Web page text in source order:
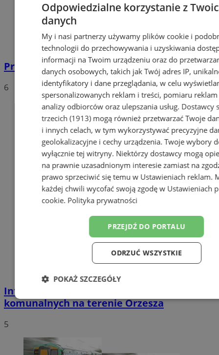
Przebudowa drogi wojewódzkiej nr 925
6
Informacje dotyczące odbioru odpadów
komunalnych na terenie Orzesza
5
Odpowiedzialne korzystanie z
danych
My i nasi partnerzy używamy plików cookie i
technologii do przechowywania i uzyskiwania
informacji na Twoim urządzeniu oraz do
danych osobowych, takich jak Twój adres IP,
identyfikatory i dane przeglądania, w celu
spersonalizowanych reklam i treści, pomiaru
analizy odbiorców oraz ulepszania usług. Dostawcy
trzecich (1913)mogą również przetwarzać Twoje
i innych celach, w tym wykorzystywać precyzyjne
geolokalizacyjne i cechy urządzenia. Twoje wybory
wyłącznie tej witryny. Niektórzy dostawcy mogą
na prawnie uzasadnionym interesie zamiast na
prawo sprzeciwić się temu w Ustawieniach reklam.
każdej chwili wycofać swoją zgodę w Ustawieniach
cookie. Polityka prywatności
PRZEJDŹ DO PORTALU
ODRZUĆ WSZYSTKIE
POKAŻ SZCZEGÓŁY
Niezbędne Wydajność